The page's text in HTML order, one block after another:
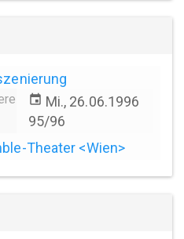
event Mi., 26.06.1996
95/96
Theater <Wien>